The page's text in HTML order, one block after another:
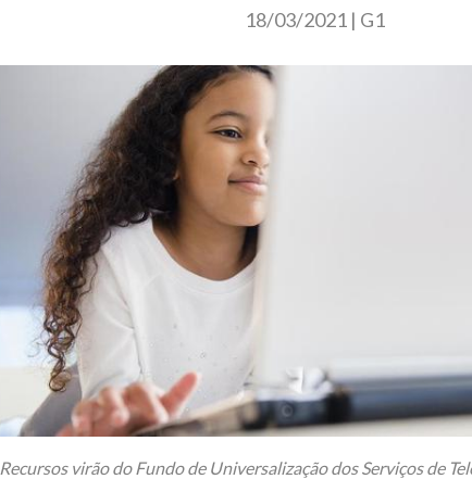
18/03/2021 | G1
Recursos virão do Fundo de Universalização dos Serviços de